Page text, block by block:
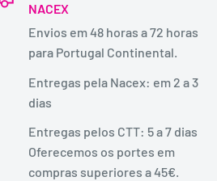
NACEX
Envios em 48 horas a 72 horas
para Portugal Continental.
Entregas pela Nacex: em 2 a 3
dias
Entregas pelos CTT: 5 a 7 dias
Oferecemos os portes em
compras superiores a 45€.